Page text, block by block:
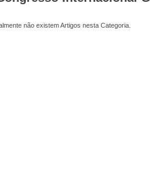
não existem Artigos nesta Categoria.